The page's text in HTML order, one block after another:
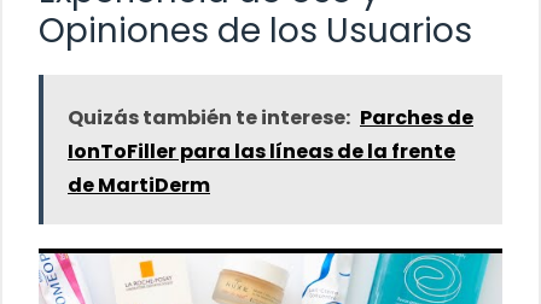
Opiniones de los Usuarios
Quizás también te interese: Parches de
IonToFiller para las líneas de la frente
de MartiDerm